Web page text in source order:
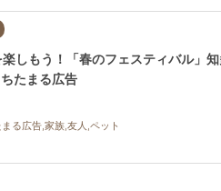
しもう！「春のフェスティバル」
たまる広告
る広告,家族,友人,ペット